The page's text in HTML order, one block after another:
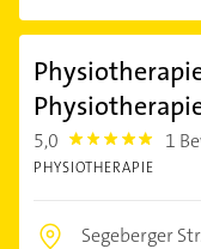
5,0 5.0 1
PHYSIOTHERAPIE
Segeberger